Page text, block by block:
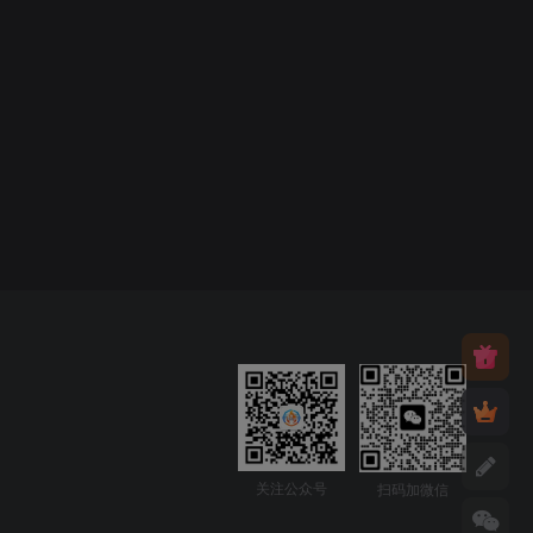
关注公众号 扫码加微信